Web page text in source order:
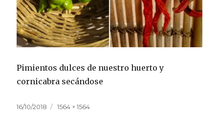
Pimientos dulces de nuestro huerto y
cornicabra secándose
Publicado
16/10/2018
Tamaño
1564 × 1564